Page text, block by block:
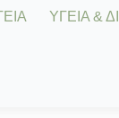
ΥΓΕΙΑ &